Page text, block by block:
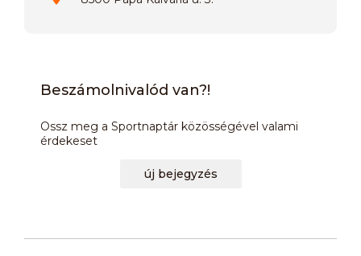
Beszámolnivalód van?!
Ossz meg a Sportnaptár közösségével valami
érdekeset
új bejegyzés